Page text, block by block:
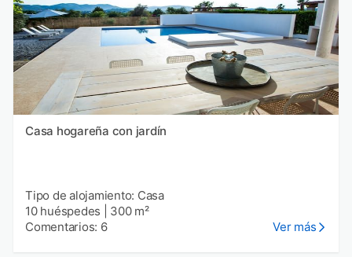
Casa hogareña con jardín
Tipo de alojamiento: Casa
10 huéspedes
300 m²
Comentarios: 6
Ver más